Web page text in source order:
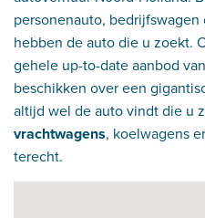
personenauto,
hebben de auto die u zoekt.
gehele up-to-date aanbod
beschikken over een
altijd wel de auto vindt die u
vrachtwagens, koelwagens
terecht.